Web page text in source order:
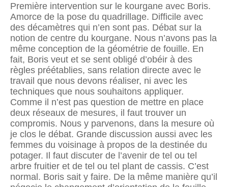
Première intervention sur le kourgane avec Boris.
Amorce de la pose du quadrillage. Difficile avec
des décamètres qui n’en sont pas. Débat sur la
notion de centre du kourgane. Nous n’avons pas la
même conception de la géométrie de fouille. En
fait, Boris veut et se sent obligé d’obéir à des
règles préétablies, sans relation directe avec le
travail que nous devons réaliser, ni avec les
techniques que nous souhaitons appliquer.
Comme il n’est pas question de mettre en place
deux réseaux de mesures, il faut trouver un
compromis. Nous y parvenons, dans la mesure où
je clos le débat. Grande discussion aussi avec les
femmes du voisinage à propos de la destinée du
potager. Il faut discuter de l’avenir de tel ou tel
arbre fruitier et de tel ou tel plant de cassis. C’est
normal. Boris sait y faire. De la même manière qu’il